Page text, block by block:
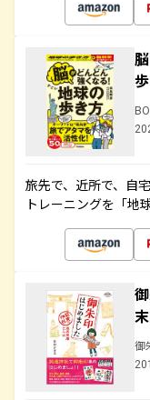
旅先で、近所で、自
トレーニングを「地
御